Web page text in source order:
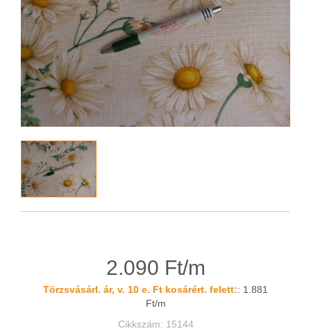
2.090 Ft/m
Törzsvásárl. ár, v. 10 e. Ft kosárért. felett:: 1.881
Ft/m
Cikkszám: 15144